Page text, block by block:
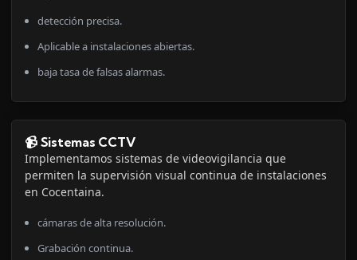
detección precisa.
Aplicable a instalaciones abiertas.
baja tasa de falsas alarmas.
📹 Sistemas CCTV
Implementamos sistemas de videovigilancia que
permiten la supervisión visual continua de instalaciones
en Cocentaina.
cámaras de alta resolución.
Grabación continua.